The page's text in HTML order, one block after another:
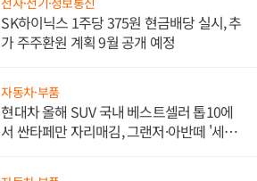
SK하이닉스 1주당 375원 현금배당 실시, 추
가 주주환원 계획 9월 공개 예정
자동차·부품
현대차 올해 SUV 국내 베스트셀러 톱10에
서 싼타페만 자리매김, 그랜저·아반떼 '세단